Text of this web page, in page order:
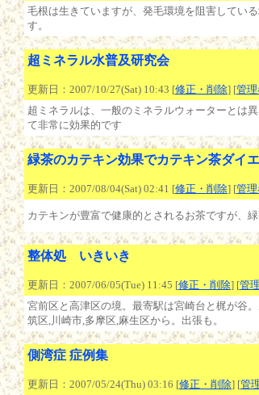
毛根は生きていますが、発毛環境を阻害してい
す。
超ミネラル水普及研究会
更新日：2007/10/27(Sat) 10:43 [修正・削除] [管
超ミネラルは、一般のミネラルウォーターとは
て非常に効果的です
緑茶のカテキン効果でカテキン茶ダイ
更新日：2007/08/04(Sat) 02:41 [修正・削除] [管
カテキンが豊富で健康的とされるお茶ですが、
整体処 いきいき
更新日：2007/06/05(Tue) 11:45 [修正・削除] [管
宮前区と高津区の境。最寄駅は宮崎台と梶が谷
筑区,川崎市,多摩区,麻生区から。出張も。
側湾症 症例集
更新日：2007/05/24(Thu) 03:16 [修正・削除] [管